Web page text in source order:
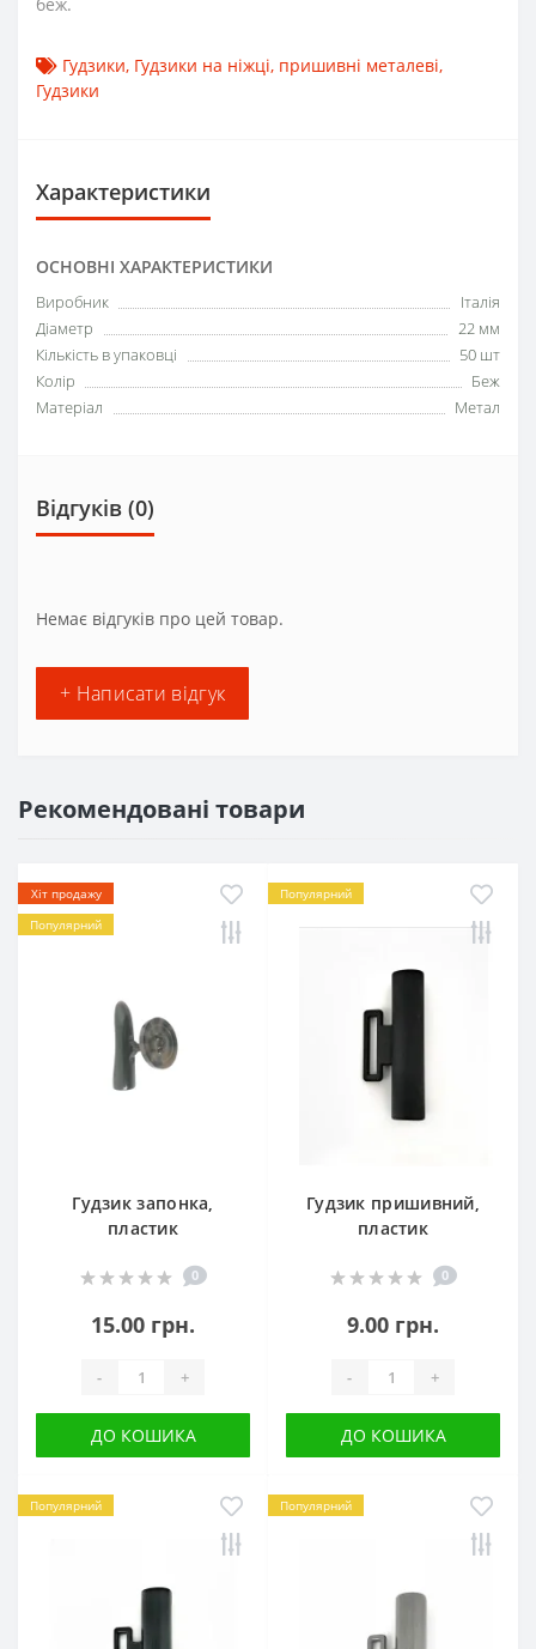
Гудзики, Гудзики на ніжці, пришивні металеві,
Гудзики
Характеристики
ОСНОВНІ ХАРАКТЕРИСТИКИ
Виробник
Італія
Діаметр
22 мм
Кількість в упаковці
50 шт
Колір
Беж
Матеріал
Метал
Відгуків (0)
Немає відгуків про цей товар.
+ Написати відгук
Рекомендовані товари
Хіт продажу
Популярний
Гудзик запонка,
пластик
0
15.00 грн.
- +
ДО КОШИКА
Популярний
Гудзик пришивний,
пластик
0
9.00 грн.
- +
ДО КОШИКА
Популярний Популярний